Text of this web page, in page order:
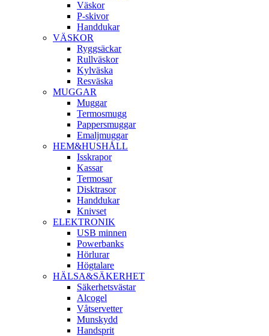
Väskor
P-skivor
Handdukar
VÄSKOR
Ryggsäckar
Rullväskor
Kylväska
Resväska
MUGGAR
Muggar
Termosmugg
Pappersmuggar
Emaljmuggar
HEM&HUSHÅLL
Isskrapor
Kassar
Termosar
Disktrasor
Handdukar
Knivset
ELEKTRONIK
USB minnen
Powerbanks
Hörlurar
Högtalare
HÄLSA&SÄKERHET
Säkerhetsvästar
Alcogel
Våtservetter
Munskydd
Handsprit